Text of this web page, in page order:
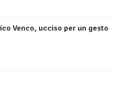
Venco, ucciso per un gesto